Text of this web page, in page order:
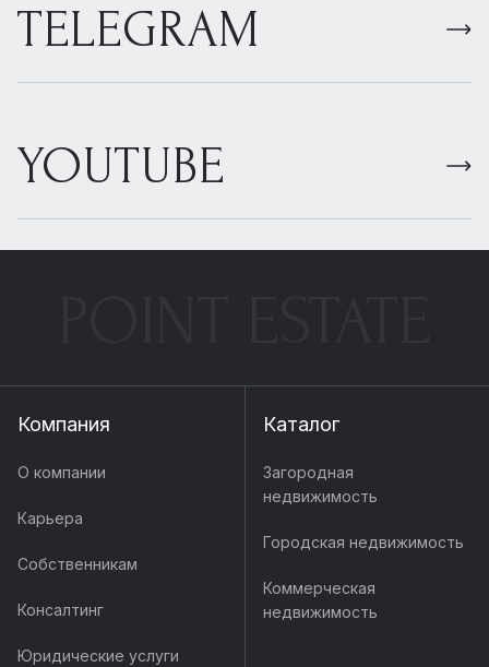
TELEGRAM
YOUTUBE
Компания
О компании
Карьера
Собственникам
Консалтинг
Юридические услуги
Каталог
Загородная
недвижимость
Городская недвижимость
Коммерческая
недвижимость